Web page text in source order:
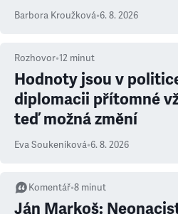
Barbora Kroužková•6. 8. 2026
Rozhovor•12 minut
Hodnoty jsou v
diplomacii přítomné
teď možná změní
Eva Soukeníková•6. 8. 2026
Komentář•8 minut
Ján Markoš: